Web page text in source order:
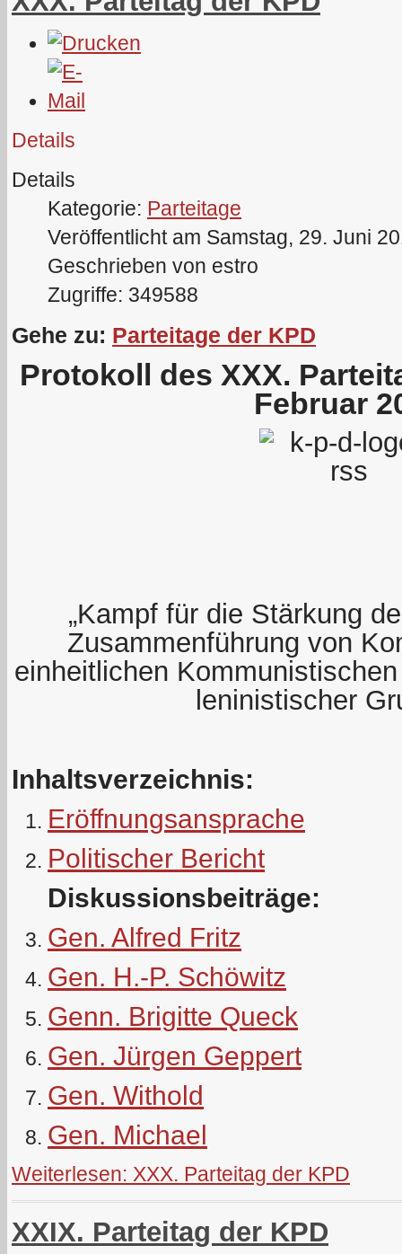
Details
Details
Kategorie: Parteitage
Veröffentlicht am Samstag, 29. Juni
Geschrieben von estro
Zugriffe: 349588
Gehe zu: Parteitage der KPD
Protokoll des XXX.
Februar
„Kampf für die Stärkung
Zusammenführung von
einheitlichen
leninistischer
Inhaltsverzeichnis:
Eröffnungsansprache
Politischer Bericht
Diskussionsbeiträge:
Gen. Alfred Fritz
Gen. H.-P. Schöwitz
Genn. Brigitte Queck
Gen. Jürgen Geppert
Gen. Withold
Gen. Michael
Weiterlesen: XXX. Parteitag der KPD
XXIX. Parteitag der KPD